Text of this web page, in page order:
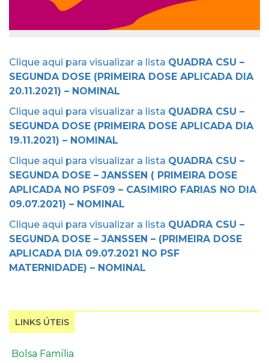
Clique aqui para visualizar a lista QUADRA CSU –
SEGUNDA DOSE (PRIMEIRA DOSE APLICADA DIA
20.11.2021) – NOMINAL
Clique aqui para visualizar a lista QUADRA CSU –
SEGUNDA DOSE (PRIMEIRA DOSE APLICADA DIA
19.11.2021) – NOMINAL
Clique aqui para visualizar a lista QUADRA CSU –
SEGUNDA DOSE – JANSSEN ( PRIMEIRA DOSE
APLICADA NO PSF09 – CASIMIRO FARIAS NO DIA
09.07.2021) – NOMINAL
Clique aqui para visualizar a lista QUADRA CSU –
SEGUNDA DOSE – JANSSEN – (PRIMEIRA DOSE
APLICADA DIA 09.07.2021 NO PSF
MATERNIDADE) – NOMINAL
LINKS ÚTEIS
Bolsa Família